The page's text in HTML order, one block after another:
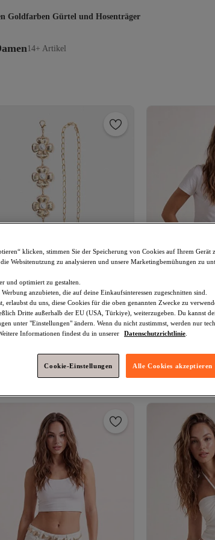
Goldfarben Gürtel und Hosenträger
14+ Artikel
TAKSS26KE00066
Versand kostenlos ab 35€
Platz 6 der
Damen-Gürtel
Anhänger und
Versand
34,98€
klicken, stimmen Sie der Speicherung von Cookies auf Ihrem Gerät
Websitenutzung zu analysieren und unsere Marketingbemühungen zu
und optimiert zu gestalten.
anzubieten, die auf deine Einkaufsinteressen zugeschnitten sind.
erlaubst du uns, diese Cookies für die oben genannten Zwecke zu
Dritte außerhalb der EU (USA, Türkiye), weiterzugeben. Du kannst
unter "Einstellungen" ändern. Wenn du nicht zustimmst, werden nur
Informationen findest du in unserer
Datenschutzrichtlinie
Cookie-Einstellungen Alle Cookies akzeptieren